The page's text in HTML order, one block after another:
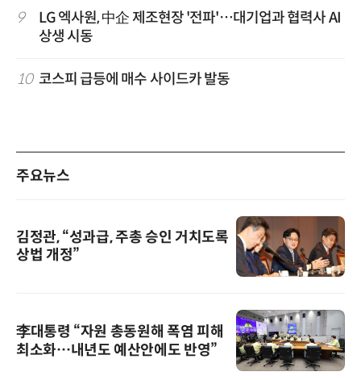
9
LG 엑사원, 中企 제조현장 '전파'…대기업과 협력사 AI
상생 시동
10 코스피 급등에 매수 사이드카 발동
주요뉴스
김정관, “성과급, 주총 승인 거치도록
상법 개정”
李대통령 “자원 총동원해 폭염 피해
최소화…내년도 예산안에도 반영”